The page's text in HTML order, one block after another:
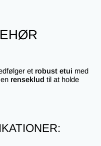
et robust etui med
renseklud til at holde